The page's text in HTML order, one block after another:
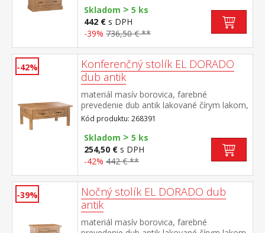
Skladom > 5 ks
442 € s DPH
-39% 736,50 € **
-42%
Konferenčný stolík EL DORADO
dub antik
materiál masív borovica, farebné
prevedenie dub antik lakované čírym lakom,
vlis drevenej štruktúry dve zásuvky súčasť
zostavy EL DORADO
Kód produktu: 268391
Skladom > 5 ks
254,50 € s DPH
-42% 442 € **
-39%
Nočný stolík EL DORADO dub
antik
materiál masív borovica, farebné